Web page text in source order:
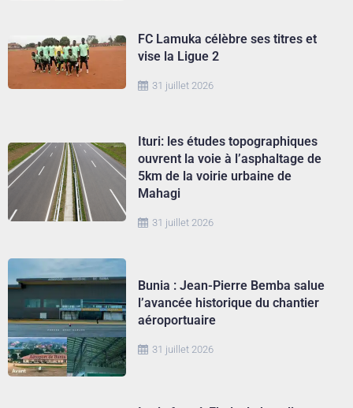
31 juillet 2026
FC Lamuka célèbre ses titres et
vise la Ligue 2
31 juillet 2026
Ituri: les études topographiques
ouvrent la voie à l’asphaltage de
5km de la voirie urbaine de
Mahagi
31 juillet 2026
Bunia : Jean-Pierre Bemba salue
l’avancée historique du chantier
aéroportuaire